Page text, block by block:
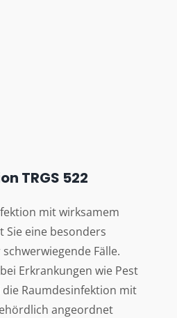
TRGS 522
mit wirksamem
Sie eine besonders
Fälle.
Erkrankungen wie Pest
Raumdesinfektion mit
angeordnet